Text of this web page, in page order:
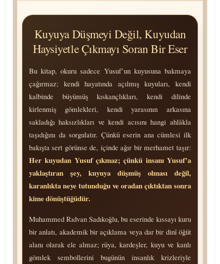
Kuyuya Düşmeyi Değil, Kuyudan
Haysiyetle Çıkmayı Soran Bir Eser
Bu kitap, okuru sadece Yusuf’un kuyusuna bakmaya
çağırmaz; kendi hayatında açılmış kuyuları, kendi
kalbinde büyümüş kıskançlıkları, kendi dilinde
kirlenmiş gömlekleri, kendi yarasının arkasına
sakladığı haksızlıkları ve kendi acısını hangi ahlâkla
taşıdığını da sorgulatır. Çünkü eserin ana cümlesi ilk
bakışta sert görünse de, içinde ağır bir merhamet taşır:
Her kuyudan Yusuf çıkmaz; çünkü insanı Yusuf’a
yaklaştıran şey, kuyuya düşmüş olması değil,
karanlıkta neye tutunduğu ve oradan çıktıktan sonra
kime dönüştüğüdür.
Muhammed Rıdvan Sadıkoğlu, bu eserinde kıssayı kuru
bir anlatı, akademik bir açıklama veya dar bir dinî öğüt
alanı olarak ele almaz; rüya, kardeşler, kuyu ve kanlı
gömlek sembollerini bugünün insanlık krizleriyle